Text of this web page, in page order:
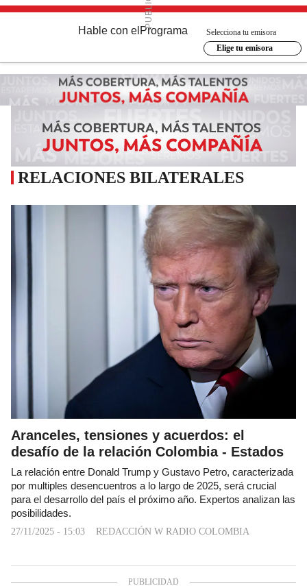
Hable con el Programa
Selecciona tu emisora
Elige tu emisora
RELACIONES BILATERALES
Aranceles, tensiones y acuerdos: el
desafío de la relación Colombia - Estados
La relación entre Donald Trump y Gustavo Petro, caracterizada
por multiples desencuentros a lo largo de 2025, será crucial
para el desarrollo del país el próximo año. Expertos analizan las
posibilidades.
27/11/2025 - 15:03 REDACCIÓN W RADIO COLOMBIA